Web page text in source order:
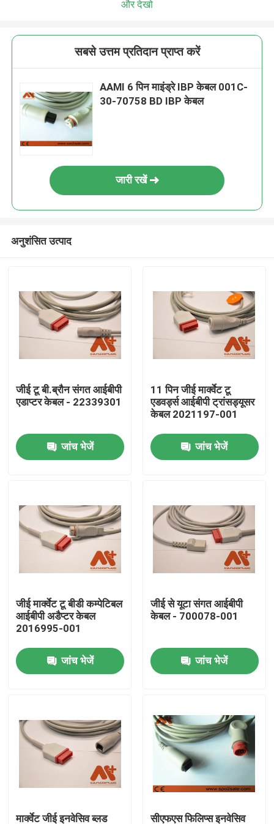
उत्पाद
हमारे बारे में
गुणवत्ता नियंत्रण
हमसे संपर्क करें
ईसीजी रोगी केबल
पुन: प्रयोज्य खराब 2 सेंसर
और देखो
सबसे उत्तम प्रतिदान प्राप्त करें
AAMI 6 पिन माइंड्रे IBP केबल 001C-
30-70758 BD IBP केबल
जारी रखें
अनुशंसित उत्पाद
जीई टू बी.ब्रौन संगत आईबीपी
एडाप्टर केबल - 22339301
जांच भेजें
11 पिन जीई मार्क्वेट टू
एडवर्ड्स आईबीपी ट्रांसड्यूसर
केबल 2021197-001
जांच भेजें
जीई मार्क्वेट टू बीडी कम्पेटिबल
आईबीपी अडैप्टर केबल
2016995-001
जांच भेजें
जीई से यूटा संगत आईबीपी
केबल - 700078-001
जांच भेजें
मार्क्वेट जीई इनवेसिव ब्लड सीएफएस फिलिप्स इनवेसिव